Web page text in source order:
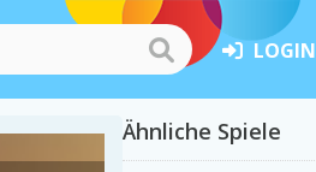
LOGIN
Ähnliche Spiele